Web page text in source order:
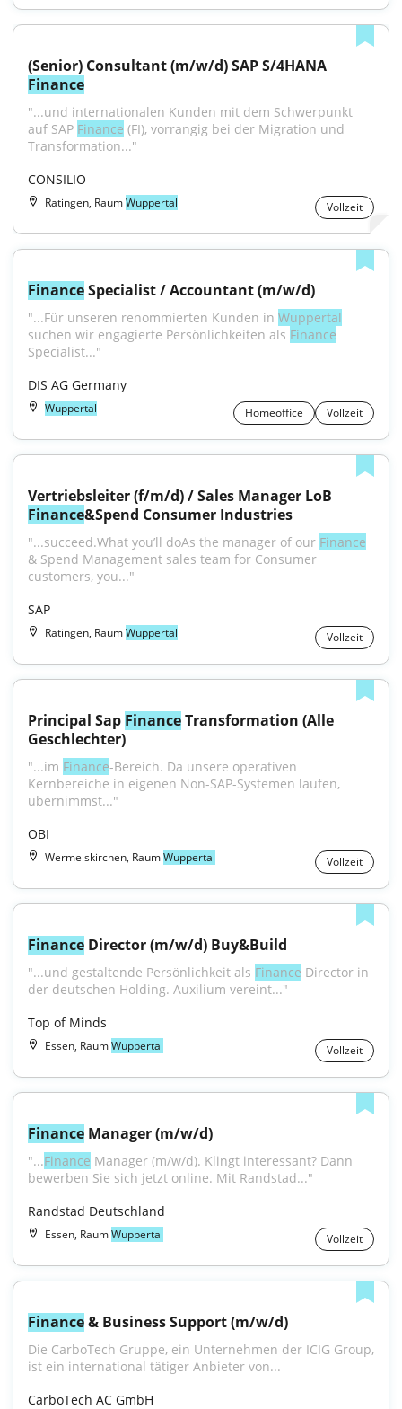
Finance
"...und internationalen Kunden mit dem Schwerpunkt
auf SAP Finance (FI), vorrangig bei der Migration und
Transformation..."
CONSILIO
Ratingen, RaumWuppertal Vollzeit
Finance Specialist / Accountant (m/w/d)
"...Für unseren renommierten Kunden in Wuppertal
suchen wir engagierte Persönlichkeiten als Finance
Specialist..."
DIS AG Germany
Wuppertal Homeoffice Vollzeit
Finance&Spend Consumer Industries
"...succeed.What you’ll doAs the manager of our Finance
& Spend Management sales team for Consumer
customers, you..."
SAP
Ratingen, RaumWuppertal Vollzeit
Principal Sap Finance Transformation (Alle
Geschlechter)
"...im Finance-Bereich. Da unsere operativen
Kernbereiche in eigenen Non-SAP-Systemen laufen,
übernimmst..."
OBI
Wermelskirchen, RaumWuppertal Vollzeit
Finance Director (m/w/d) Buy&Build
"...und gestaltende Persönlichkeit als Finance Director in
der deutschen Holding. Auxilium vereint..."
Top of Minds
Essen, RaumWuppertal Vollzeit
Finance Manager (m/w/d)
"...Finance Manager (m/w/d). Klingt interessant? Dann
bewerben Sie sich jetzt online. Mit Randstad..."
Randstad Deutschland
Essen, RaumWuppertal Vollzeit
Finance & Business Support (m/w/d)
Die CarboTech Gruppe, ein Unternehmen der ICIG Group,
ist ein international tätiger Anbieter von...
CarboTech AC GmbH